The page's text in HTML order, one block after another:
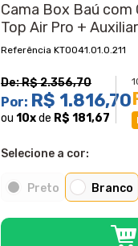
Cama Box Baú com
Top Air Pro +
KT0041.01.0.211
De:R$ 2.356,70
Por: R$ 1.816,70
ou10xde R$ 181,67
Selecione a cor:
Preto Branco